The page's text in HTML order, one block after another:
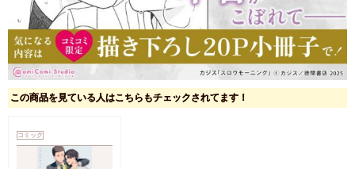
この商品を見ている人はこちらもチェックされてます！
コミック